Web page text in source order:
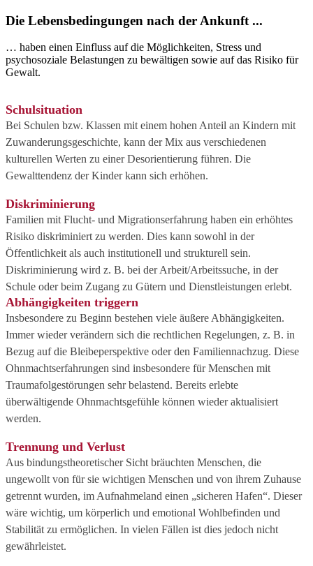
Die Lebensbedingungen nach der Ankunft ...
… haben einen Einfluss auf die Möglichkeiten, Stress und
psychosoziale Belastungen zu bewältigen sowie auf das Risiko für
Gewalt.
Schulsituation
Bei Schulen bzw. Klassen mit einem hohen Anteil an Kindern mit
Zuwanderungsgeschichte, kann der Mix aus verschiedenen
kulturellen Werten zu einer Desorientierung führen. Die
Gewalttendenz der Kinder kann sich erhöhen.
Diskriminierung
Familien mit Flucht- und Migrationserfahrung haben ein erhöhtes
Risiko diskriminiert zu werden. Dies kann sowohl in der
Öffentlichkeit als auch institutionell und strukturell sein.
Diskriminierung wird z. B. bei der Arbeit/Arbeitssuche, in der
Schule oder beim Zugang zu Gütern und Dienstleistungen erlebt.
Abhängigkeiten triggern
Insbesondere zu Beginn bestehen viele äußere Abhängigkeiten.
Immer wieder verändern sich die rechtlichen Regelungen, z. B. in
Bezug auf die Bleibeperspektive oder den Familiennachzug. Diese
Ohnmachtserfahrungen sind insbesondere für Menschen mit
Traumafolgestörungen sehr belastend. Bereits erlebte
überwältigende Ohnmachtsgefühle können wieder aktualisiert
werden.
Trennung und Verlust
Aus bindungstheoretischer Sicht bräuchten Menschen, die
ungewollt von für sie wichtigen Menschen und von ihrem Zuhause
getrennt wurden, im Aufnahmeland einen „sicheren Hafen“. Dieser
wäre wichtig, um körperlich und emotional Wohlbefinden und
Stabilität zu ermöglichen. In vielen Fällen ist dies jedoch nicht
gewährleistet.